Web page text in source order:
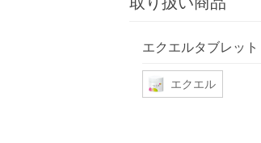
エクエルタブレット
エクエル